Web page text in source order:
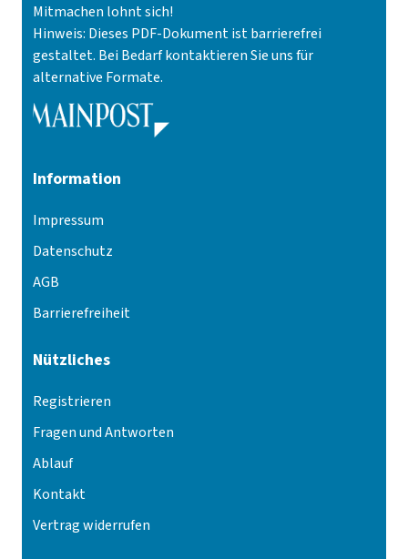
Mitmachen lohnt sich!
Hinweis: Dieses PDF-Dokument ist barrierefrei
gestaltet. Bei Bedarf kontaktieren Sie uns für
alternative Formate.
Information
Impressum
Datenschutz
AGB
Barrierefreiheit
Nützliches
Registrieren
Fragen und Antworten
Ablauf
Kontakt
Vertrag widerrufen